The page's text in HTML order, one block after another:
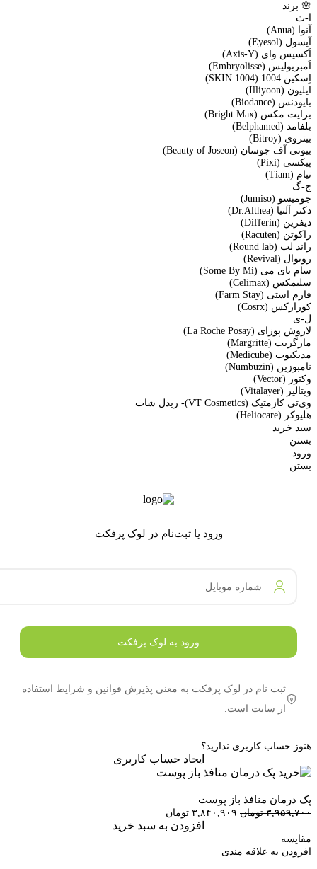
🌸 برند
ا-ث
آنوا (Anua)
آیسول (Eyesol)
اَکسیس وای (Axis-Y)
اَمبریولیس (Embryolisse)
اِسکین 1004 (SKIN 1004)
ایلیون (Illiyoon)
بایودنس (Biodance)
برایت مکس (Bright Max)
بلفامد (Belphamed)
بیتروی (Bitroy)
بیوتی آف جوسان (Beauty of Joseon)
پیکسی (Pixi)
تیام (Tiam)
ج-گ
جومیسو (Jumiso)
دکتر آلتیا (Dr.Althea)
دیفرین (Differin)
راکوتن (Racuten)
راند لب (Round lab)
رویوال (Revival)
سام بای می (Some By Mi)
سلیمکس (Celimax)
فارم استی (Farm Stay)
کوزارکس (Cosrx)
ل-ی
لاروش پوزای (La Roche Posay)
مارگریت (Margritte)
مدیکیوب (Medicube)
نامبوزین (Numbuzin)
وکتور (Vector)
ویتالیر (Vitalayer)
وی‌تی کازمتیک (VT Cosmetics)- ریدل شات
هلیوکر (Heliocare)
سبد خرید
بستن
ورود
بستن
ورود یا ثبت‌نام در لوک پرفکت
شماره موبایل
ورود به لوک پرفکت
ثبت نام در لوک پرفکت به معنی پذیرش قوانین و شرایط استفاده
از سایت است.
هنوز حساب کاربری ندارید؟
ایجاد حساب کاربری
پک درمان منافذ باز پوست
۳,۹۵۹,۷۰۰ تومان قیمت
۳,۹۵۹,۷۰۰ تومان
بود.
۳,۸۴۰,۹۰۹ تومان
فعلی:
۳,۸۴۰,۹۰۹ تومان.
افزودن به سبد خرید
مقایسه
افزودن به علاقه مندی